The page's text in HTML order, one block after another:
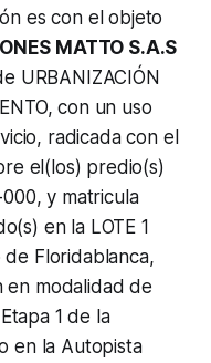
es con el objeto
MATTO S.A.S
URBANIZACIÓN
con un uso
radicada con el
el(los) predio(s)
y matricula
en la LOTE 1
de Floridablanca,
en modalidad de
1 de la
en la Autopista